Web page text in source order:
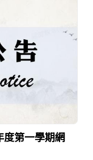
度第一學期網